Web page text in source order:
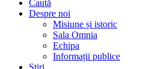
Caută
Despre noi
Misiune și istoric
Sala Omnia
Echipa
Informații publice
Știri